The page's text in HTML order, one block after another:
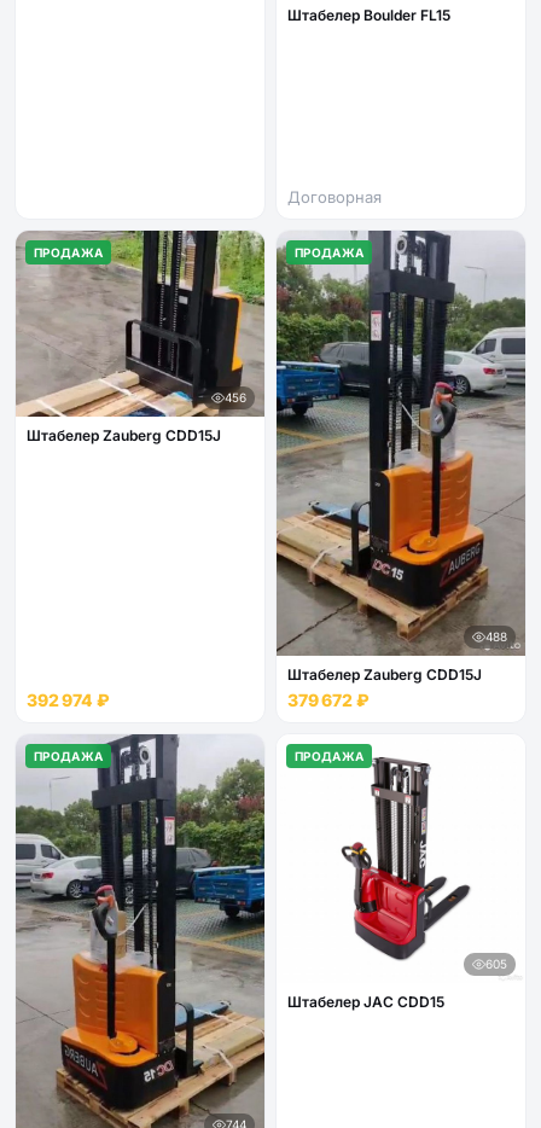
Штабелер Boulder FL15
Договорная
ПРОДАЖА
456
Штабелер Zauberg CDD15J
392 974 ₽
ПРОДАЖА
488
Штабелер Zauberg CDD15J
379 672 ₽
ПРОДАЖА
744
ПРОДАЖА
605
Штабелер JAC CDD15